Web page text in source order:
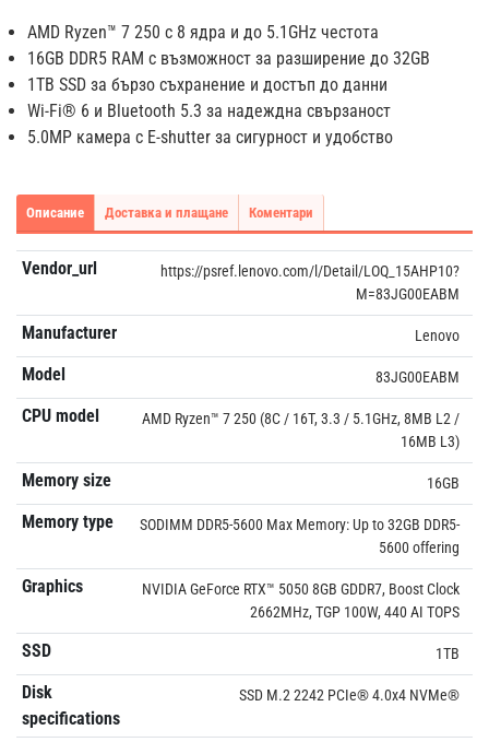
AMD Ryzen™ 7 250 с 8 ядра и до 5.1GHz честота
16GB DDR5 RAM с възможност за разширение до 32GB
1TB SSD за бързо съхранение и достъп до данни
Wi-Fi® 6 и Bluetooth 5.3 за надеждна свързаност
5.0MP камера с E-shutter за сигурност и удобство
Описание Доставка и плащане Коментари
Vendor_url
https://psref.lenovo.com/l/Detail/LOQ_15AHP10?
M=83JG00EABM
Manufacturer Lenovo
Model 83JG00EABM
CPU model
AMD Ryzen™ 7 250 (8C / 16T, 3.3 / 5.1GHz, 8MB L2 /
16MB L3)
Memory size 16GB
Memory type
SODIMM DDR5-5600 Max Memory: Up to 32GB DDR5-
5600 offering
Graphics
NVIDIA GeForce RTX™ 5050 8GB GDDR7, Boost Clock
2662MHz, TGP 100W, 440 AI TOPS
SSD 1TB
Disk
specifications
SSD M.2 2242 PCIe® 4.0x4 NVMe®